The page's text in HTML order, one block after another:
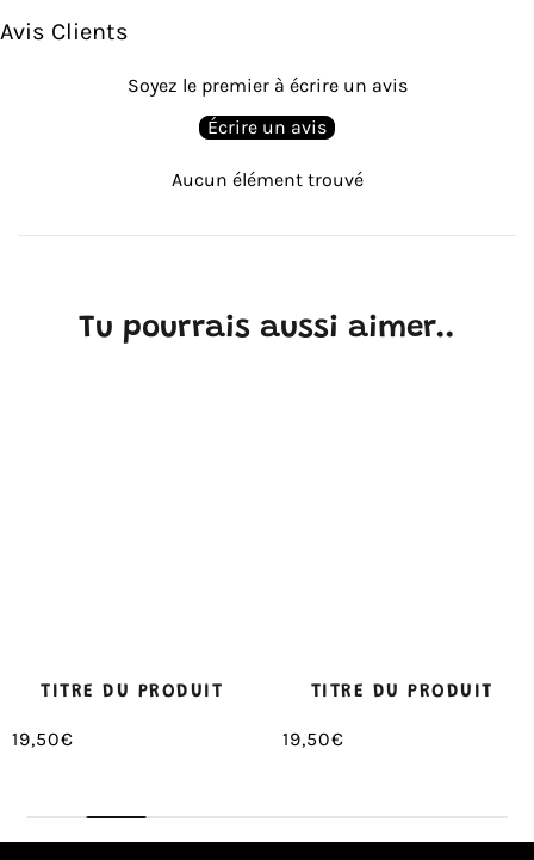
Avis Clients
Soyez le premier à écrire un avis
Écrire un avis
Aucun élément trouvé
Tu pourrais aussi aimer..
TITRE DU PRODUIT
19,50€
/
TITRE DU PRODUIT
19,50€
/